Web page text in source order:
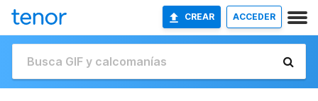
CREAR ACCEDER